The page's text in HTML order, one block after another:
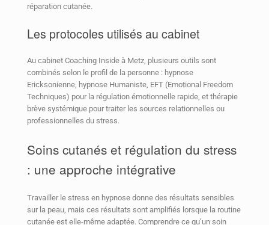
réparation cutanée.
Les protocoles utilisés au cabinet
Au cabinet Coaching Inside à Metz, plusieurs outils sont
combinés selon le profil de la personne : hypnose
Ericksonienne, hypnose Humaniste, EFT (Emotional Freedom
Techniques) pour la régulation émotionnelle rapide, et thérapie
brève systémique pour traiter les sources relationnelles ou
professionnelles du stress.
Soins cutanés et régulation du stress
: une approche intégrative
Travailler le stress en hypnose donne des résultats sensibles
sur la peau, mais ces résultats sont amplifiés lorsque la routine
cutanée est elle-même adaptée. Comprendre ce qu’un soin